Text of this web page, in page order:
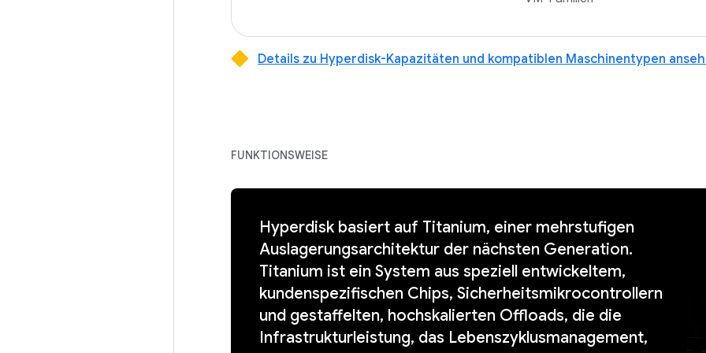
Details zu Hyperdisk-Kapazitäten und kompatiblen Maschinentypen
FUNKTIONSWEISE
Hyperdisk basiert auf Titanium, einer mehrstufigen
Auslagerungsarchitektur der nächsten Generation.
Titanium ist ein System aus speziell entwickeltem,
kundenspezifischen Chips, Sicherheitsmikrocontrollern
und gestaffelten, hochskalierten Offloads, die die
Infrastrukturleistung, das Lebenszyklusmanagement,